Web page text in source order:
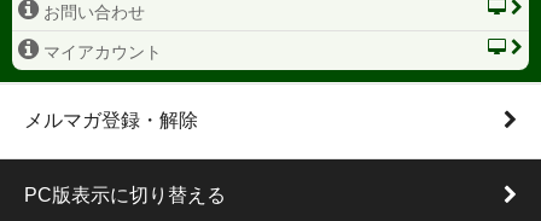
お問い合わせ
マイアカウント
メルマガ登録・解除
PC版表示に切り替える